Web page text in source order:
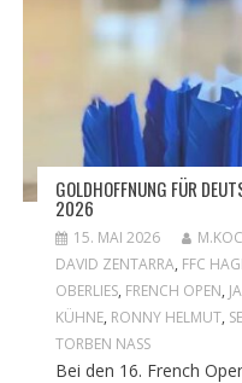
GOLDHOFFNUNG FÜR
2026
15. MAI 2026
DAVID ZENTARRA, FFC
OBERLIES, FRENCH OPEN,
KÜHNE, RONNY HELMUT,
TORBEN NASS
Bei den 16. French